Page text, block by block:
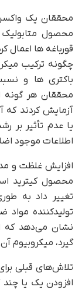
محققان یک
محصول
قورباغه ها اعمال
چگونه ترکیب
باکتری ها و
محققان هر گونه
آزمایش کردند که
یا عدم تأثیر بر
اطلاعات موجود
افزایش غلظت و
محصول کیترید
تغییر داد به
تولیدکننده
نشان می‌دهد که
گیرد، میکروبیوم
تلاش‌های قبلی
افزودن یک یا چند